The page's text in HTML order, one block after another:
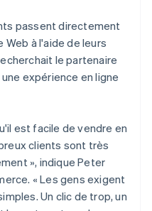
passent directement
à l'aide de leurs
le partenaire
expérience en ligne
est facile de vendre en
clients sont très
», indique Peter
« Les gens exigent
Un clic de trop, un